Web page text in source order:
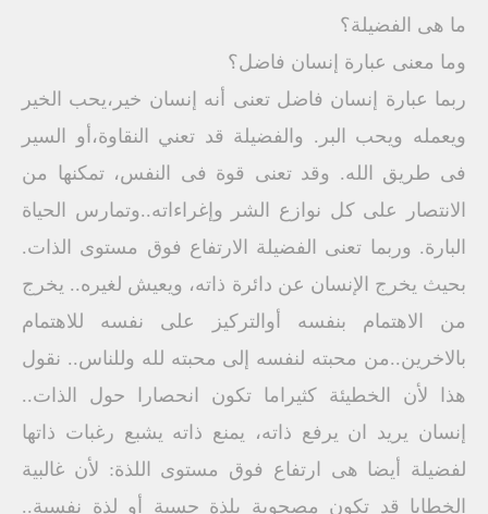
ما هى الفضيلة؟
وما معنى عبارة إنسان فاضل؟
‏ربما عبارة إنسان فاضل تعنى أنه إنسان خير،يحب الخير
ويعمله ويحب البر. ‏والفضيلة قد تعني النقاوة،أو السير
فى طريق الله. وقد تعنى قوة فى النفس، تمكنها من
الانتصار على كل نوازع الشر وإغراءاته..وتمارس الحياة
البارة. ‏وربما تعنى الفضيلة الارتفاع فوق مستوى الذات.
بحيث يخرج الإنسان عن دائرة ذاته، ويعيش لغيره.. ‏يخرج
من الاهتمام بنفسه أوالتركيز على نفسه للاهتمام
بالاخرين..من محبته لنفسه إلى محبته لله وللناس.. ‏نقول
هذا لأن الخطيئة كثيراما تكون انحصارا حول الذات..
إنسان يريد ان يرفع ذاته، يمنع ذاته يشبع رغبات ذاتها
لفضيلة أيضا هى ارتفاع فوق مستوى اللذة: ‏لأن غالبية
الخطايا قد تكون مصحوبة بلذة حسية أو لذة نفسية..